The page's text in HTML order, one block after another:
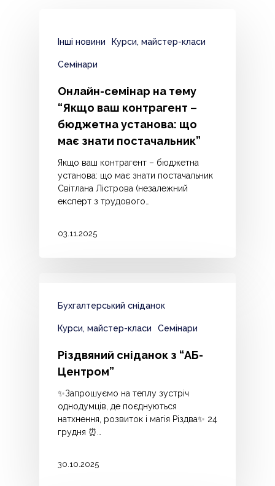
Інші новини Курси, майстер-класи
Семінари
Онлайн-семінар на тему
“Якщо ваш контрагент –
бюджетна установа: що
має знати постачальник”
Якщо ваш контрагент – бюджетна
установа: що має знати постачальник
Світлана Лістрова (незалежний
експерт з трудового…
03.11.2025
Бухгалтерський сніданок
Курси, майстер-класи Семінари
Різдвяний сніданок з “АБ-
Центром”
✨Запрошуємо на теплу зустріч
однодумців, де поєднуються
натхнення, розвиток і магія Різдва✨ 24
грудня ⏰…
30.10.2025